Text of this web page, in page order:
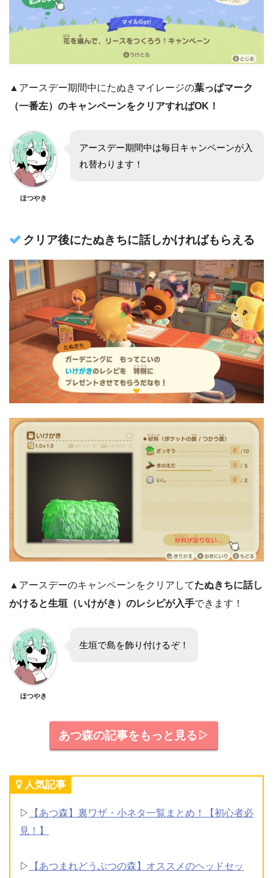
▲アースデー期間中にたぬきマイレージの葉っぱマーク
（一番左）のキャンペーンをクリアすればOK！
ほつやき
アースデー期間中は毎日キャンペーンが入
れ替わります！
クリア後にたぬきちに話しかければもらえる
▲アースデーのキャンペーンをクリアしてたぬきちに話し
かけると生垣（いけがき）のレシピが入手できます！
ほつやき
生垣で島を飾り付けるぞ！
あつ森の記事をもっと見る▷
人気記事
▷
【あつ森】裏ワザ・小ネタ一覧まとめ！【初心者必
見！】
▷
【あつまれどうぶつの森】オススメのヘッドセッ